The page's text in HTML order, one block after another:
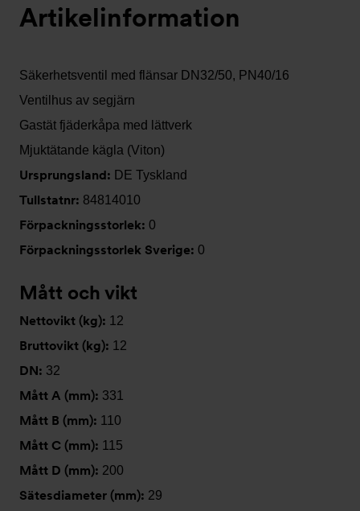
nu)
Artikelinformation
Säkerhetsventil med flänsar DN32/50, PN40/16
Ventilhus av segjärn
Gastät fjäderkåpa med lättverk
Mjuktätande kägla (Viton)
Ursprungsland: DE Tyskland
Tullstatnr: 84814010
Förpackningsstorlek: 0
Förpackningsstorlek Sverige: 0
Mått och vikt
Nettovikt (kg): 12
Bruttovikt (kg): 12
DN: 32
Mått A (mm): 331
Mått B (mm): 110
Mått C (mm): 115
Mått D (mm): 200
Sätesdiameter (mm): 29